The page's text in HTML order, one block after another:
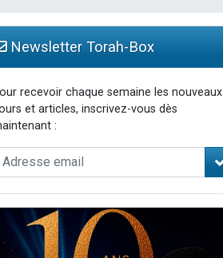
Newsletter Torah-Box
recevoir chaque semaine les nouveaux
et articles, inscrivez-vous dès
: